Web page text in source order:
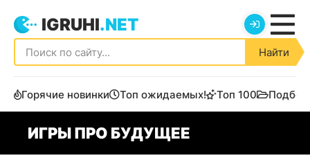
IGRUHI.NET
Найти
Горячие новинки Топ ожидаемых! Топ 100
ИГРЫ ПРО БУДУЩЕЕ